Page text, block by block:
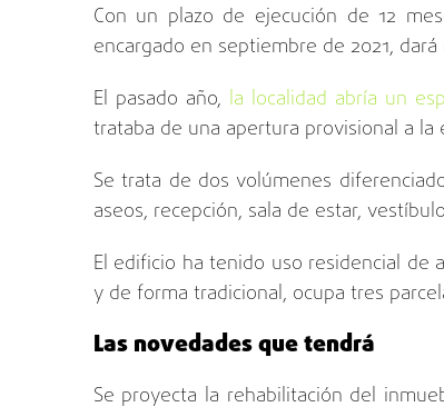
Con un plazo de ejecución de 12
encargado en septiembre de 2021,
El pasado año, la localidad abría un
trataba de una apertura provisional a
Se trata de dos volúmenes
aseos, recepción, sala de estar,
El edificio ha tenido uso residencial de
y de forma tradicional, ocupa tres
Las novedades que tendrá
Se proyecta la rehabilitación del